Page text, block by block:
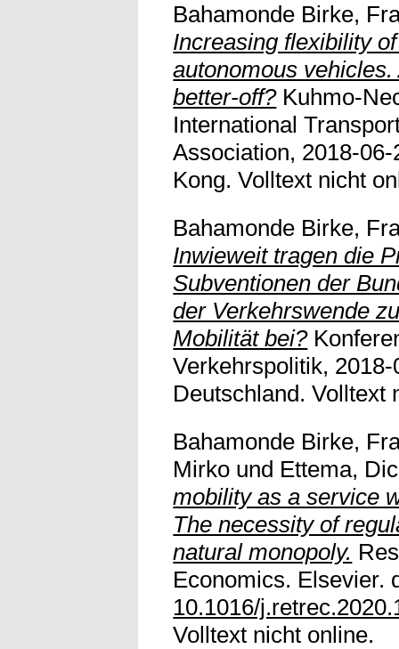
Bahamonde Birke,
Increasing flexibility
autonomous
better-off?Kuhmo-
International
Association, 2018-
Kong. Volltext nicht
Bahamonde Birke,
Inwieweit tragen die
Subventionen der
der Verkehrswende
Mobilität bei?
Verkehrspolitik,
Deutschland. Volltext
Bahamonde Birke,
Mirko und Ettema,
mobility as a service
The necessity of
natural monopoly.
Economics. Elsevier.
10.1016/
Volltext nicht online.